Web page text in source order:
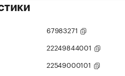
67983271
22249844001
22549000101